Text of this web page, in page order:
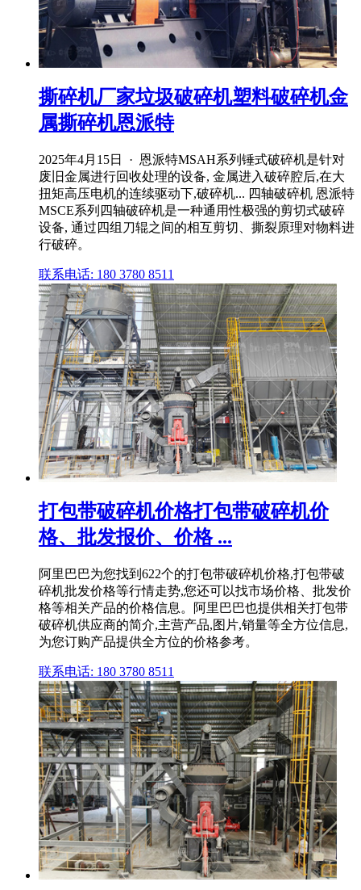
撕碎机厂家垃圾破碎机塑料破碎机金
属撕碎机恩派特
2025年4月15日 · 恩派特MSAH系列锤式破碎机是针对
废旧金属进行回收处理的设备, 金属进入破碎腔后,在大
扭矩高压电机的连续驱动下,破碎机... 四轴破碎机 恩派特
MSCE系列四轴破碎机是一种通用性极强的剪切式破碎
设备, 通过四组刀辊之间的相互剪切、撕裂原理对物料进
行破碎。
联系电话: 180 3780 8511
打包带破碎机价格打包带破碎机价
格、批发报价、价格 ...
阿里巴巴为您找到622个的打包带破碎机价格,打包带破
碎机批发价格等行情走势,您还可以找市场价格、批发价
格等相关产品的价格信息。阿里巴巴也提供相关打包带
破碎机供应商的简介,主营产品,图片,销量等全方位信息,
为您订购产品提供全方位的价格参考。
联系电话: 180 3780 8511